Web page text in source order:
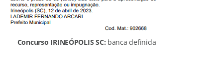
Concurso IRINEÓPOLIS SC: banca definida